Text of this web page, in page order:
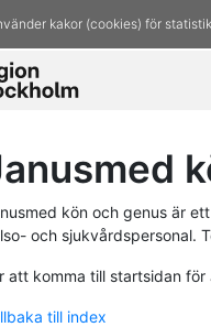
kakor (cookies) för
kön och genus är
och sjukvårdspersonal.
att komma till startsidan
till index